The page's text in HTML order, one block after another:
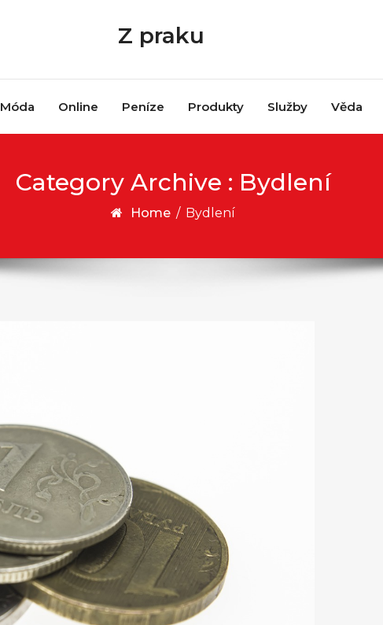
Z praku
Móda Online Peníze Produkty Služby Věda
Category Archive : Bydlení
Home / Bydlení